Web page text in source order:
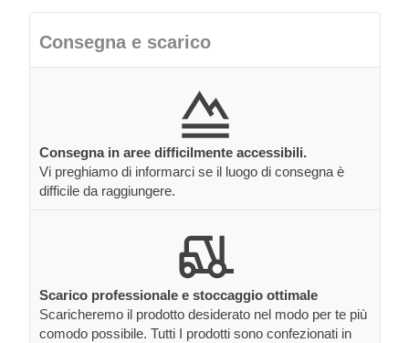
Consegna e scarico
Consegna in aree difficilmente accessibili.
Vi preghiamo di informarci se il luogo di consegna è
difficile da raggiungere.
Scarico professionale e stoccaggio ottimale
Scaricheremo il prodotto desiderato nel modo per te più
comodo possibile. Tutti I prodotti sono confezionati in